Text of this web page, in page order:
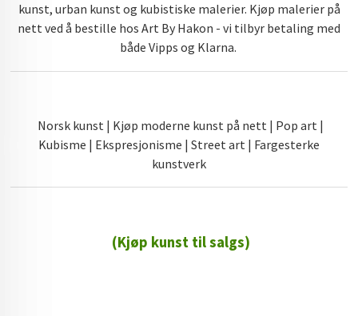
kunst, urban kunst og kubistiske malerier. Kjøp malerier på
nett ved å bestille hos Art By Hakon - vi tilbyr betaling med
både Vipps og Klarna.
Norsk kunst | Kjøp moderne kunst på nett | Pop art |
Kubisme | Ekspresjonisme | Street art | Fargesterke
kunstverk
(Kjøp kunst til salgs)